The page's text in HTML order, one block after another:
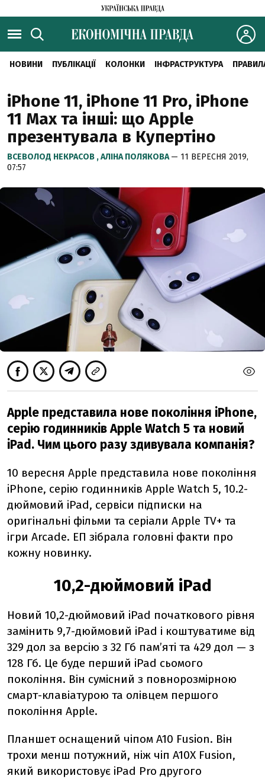
НОВИНИ ПУБЛІКАЦІЇ КОЛОНКИ ІНФРАСТРУКТУРА
iPhone 11, iPhone 11 Pro, iPhone
11 Max та інші: що Apple
презентувала в Купертіно
ВСЕВОЛОД НЕКРАСОВ ,АЛІНА ПОЛЯКОВА— 11 ВЕРЕСНЯ 2019,
07:57
Apple представила нове покоління iPhone,
серію годинників Apple Watch 5 та новий
iPad. Чим цього разу здивувала компанія?
10 вересня Apple представила нове покоління
iPhone, серію годинників Apple Watch 5, 10.2-
дюймовий iPad, сервіси підписки на
оригінальні фільми та серіали Apple TV+ та
ігри Arcade. ЕП зібрала головні факти про
кожну новинку.
10,2-дюймовий iPad
Новий 10,2-дюймовий iPad початкового рівня
замінить 9,7-дюймовий iPad і коштуватиме від
329 дол за версію з 32 Гб пам’яті та 429 дол — з
128 Гб. Це буде перший iPad сьомого
покоління. Він сумісний з повнорозмірною
смарт-клавіатурою та олівцем першого
покоління Apple.
Планшет оснащений чіпом A10 Fusion. Він
трохи менш потужний, ніж чіп A10X Fusion,
який використовує iPad Pro другого